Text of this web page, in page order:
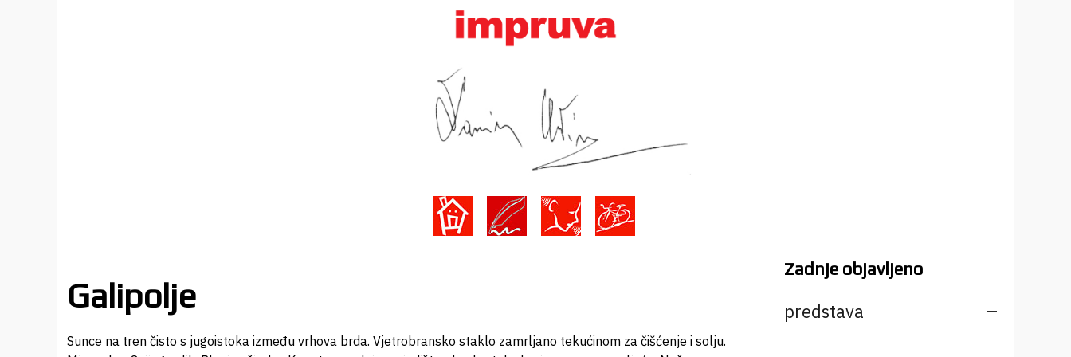
Galipolje
Sunce na tren čisto s jugoistoka između vrhova brda. Vjetrobransko staklo zamrljano tekućinom za čišćenje i solju.
Zadnje objavljeno
predstava